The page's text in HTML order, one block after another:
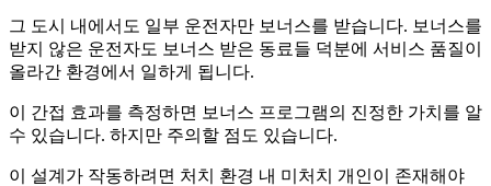
그 도시 내에서도 일부 운전자만 보너스를 받습니다. 보너스를
받지 않은 운전자도 보너스 받은 동료들 덕분에 서비스 품질이
올라간 환경에서 일하게 됩니다.
이 간접 효과를 측정하면 보너스 프로그램의 진정한 가치를 알
수 있습니다. 하지만 주의할 점도 있습니다.
이 설계가 작동하려면 처치 환경 내 미처치 개인이 존재해야